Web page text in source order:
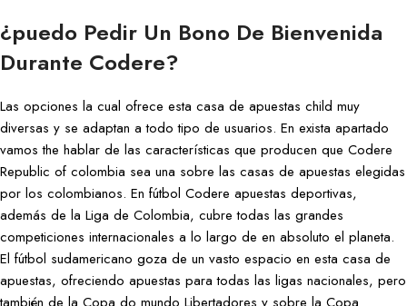
¿puedo Pedir Un Bono De Bienvenida
Durante Codere?
Las opciones la cual ofrece esta casa de apuestas child muy
diversas y se adaptan a todo tipo de usuarios. En exista apartado
vamos the hablar de las características que producen que Codere
Republic of colombia sea una sobre las casas de apuestas elegidas
por los colombianos. En fútbol Codere apuestas deportivas,
además de la Liga de Colombia, cubre todas las grandes
competiciones internacionales a lo largo de en absoluto el planeta.
El fútbol sudamericano goza de un vasto espacio en esta casa de
apuestas, ofreciendo apuestas para todas las ligas nacionales, pero